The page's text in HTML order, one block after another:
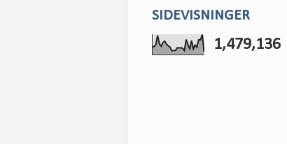
SIDEVISNINGER
1,479,136